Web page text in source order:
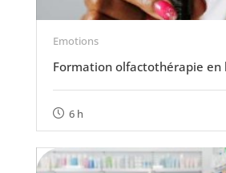
Emotions
Formation olfactothérapie en
6 h